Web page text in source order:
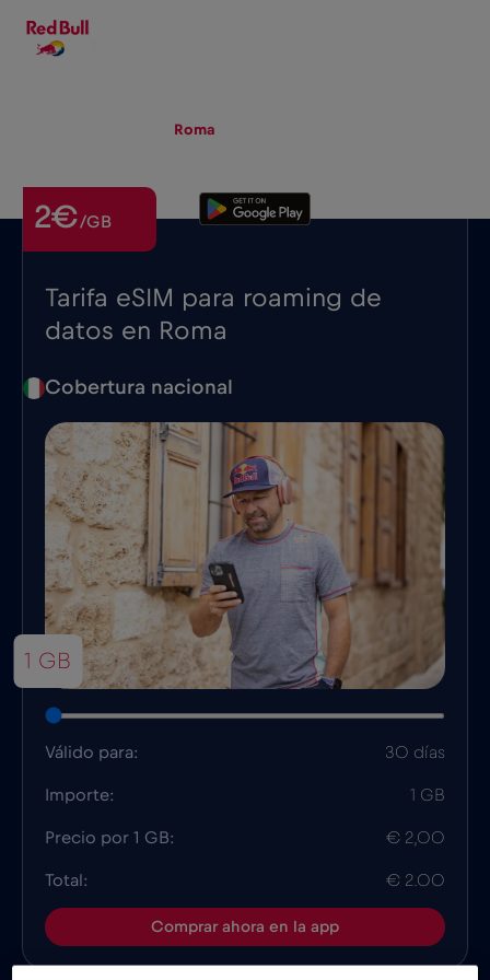
Roma
Tarifa eSIM para roaming de
datos en Roma
2€/GB
Cobertura nacional
1 GB
Válido para: 30 días
Importe: 1 GB
Precio por 1 GB: € 2,00
Total: € 2.00
Comprar ahora en la app